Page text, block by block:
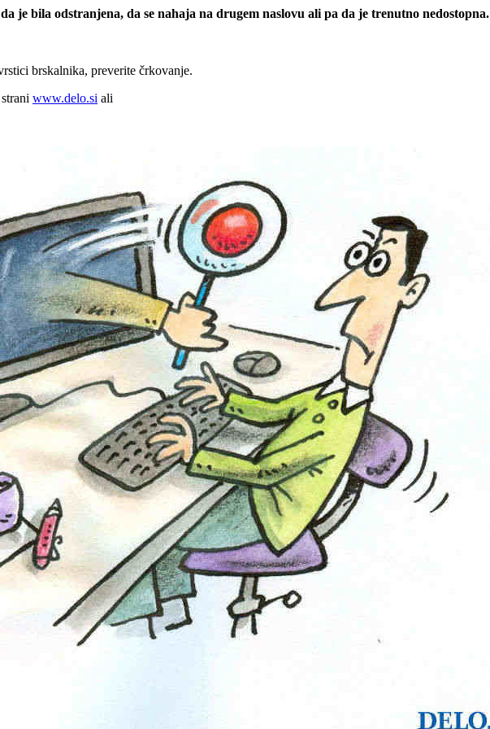
je bila odstranjena, da se nahaja na drugem naslovu ali pa da je trenutno nedostopna.
brskalnika, preverite črkovanje.
www.delo.si ali